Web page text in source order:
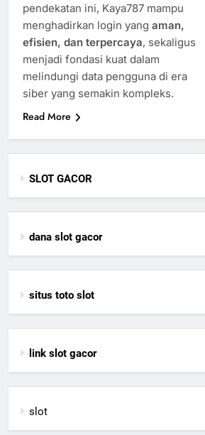
pendekatan ini, Kaya787 mampu
menghadirkan login yang aman,
efisien, dan terpercaya, sekaligus
menjadi fondasi kuat dalam
melindungi data pengguna di era
siber yang semakin kompleks.
Read More
SLOT GACOR
dana slot gacor
situs toto slot
link slot gacor
slot